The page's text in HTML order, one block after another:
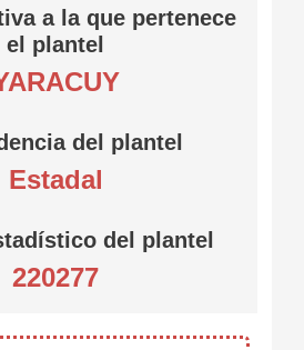
a la que pertenece
el plantel
del plantel
Estadal
del plantel
220277